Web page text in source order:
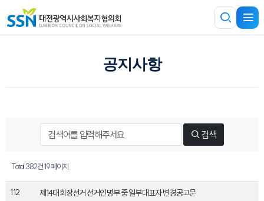
공지사항
검색
Total 382건19 페이지
112 제14대 회장선거 선거인 명부 중 일부 대표자 변경 공고문